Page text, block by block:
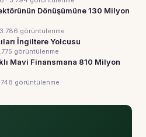
Dönüşümüne 130 Milyon
3.786 görüntülenme
İngiltere Yolcusu
görüntülenme
Mavi Finansmana 810 Milyon
görüntülenme